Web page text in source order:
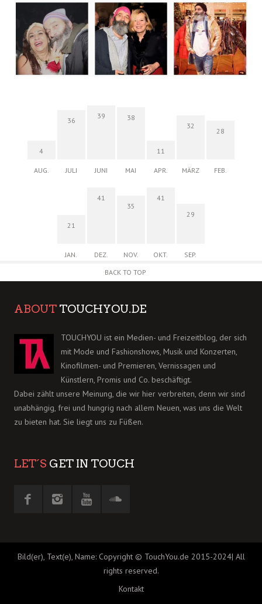
4
AUG.
36
JULI
39
JUNI
38
MAI
11
APR.
32
MÄRZ
28
FEB.
21
JAN.
41
DEZ.
35
NOV.
41
OKT.
29
SEP.
BACK TO TOP
ABOUT TOUCHYOU.DE
TOUCHYOU ist ein Medien- und Freizeitblog, der sich
mit Mode und Fashionshows, Musik und Konzerten,
Kinofilmen- und Premieren, Vernissagen und
Künstlern, Promis und Co. beschäftigt.
Dabei zählt unsere Meinung, die wir hier verbreiten, denn wir sind
unabhängig, frei und hungrig nach allem Neuen, was uns die Welt
zu bieten hat. Sie liegt uns zu Füßen.
LET´S GET IN TOUCH
Bild(er), Text(e), Name: Copyright © TouchYou.de 2015-2024| All
rights reserved.
Kontakt